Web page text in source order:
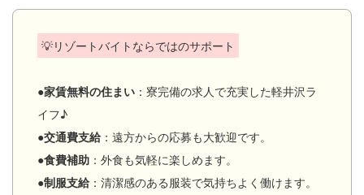
💡リゾートバイトならではのサポート
●家賃無料の住まい ：寮完備の求人で充実した軽井沢ラ
イフ♪
●交通費支給：遠方からの応募も大歓迎です。
●食費補助 ：外食も気軽に楽しめます。
●制服支給：清潔感のある服装で気持ちよく働けます。